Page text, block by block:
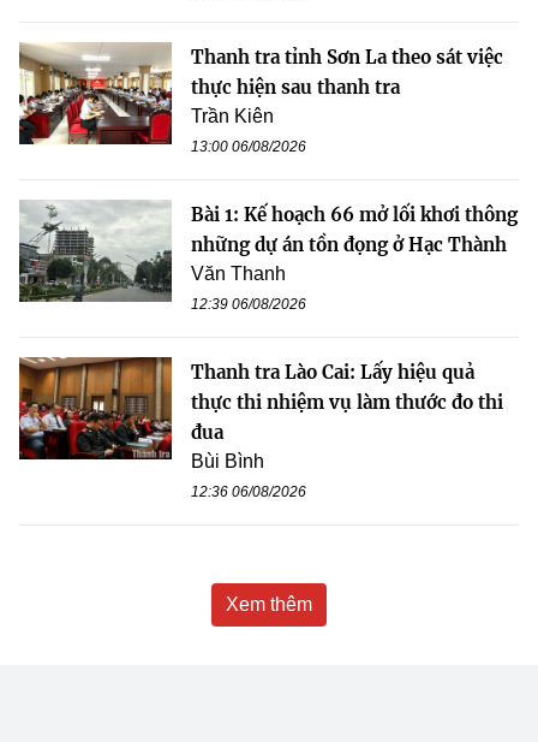
Thanh tra tỉnh Sơn La theo sát việc
thực hiện sau thanh tra
Trần Kiên
13:00 06/08/2026
Bài 1: Kế hoạch 66 mở lối khơi thông
những dự án tồn đọng ở Hạc Thành
Văn Thanh
12:39 06/08/2026
Thanh tra Lào Cai: Lấy hiệu quả
thực thi nhiệm vụ làm thước đo thi
đua
Bùi Bình
12:36 06/08/2026
Xem thêm